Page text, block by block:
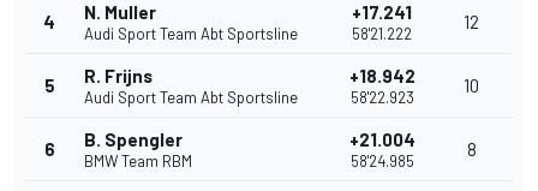
4 N. Muller
Audi Sport Team Abt Sportsline
+17.241
58'21.222
12
5 R. Frijns
Audi Sport Team Abt Sportsline
+18.942
58'22.923
10
6 B. Spengler
BMW Team RBM
+21.004
58'24.985
8